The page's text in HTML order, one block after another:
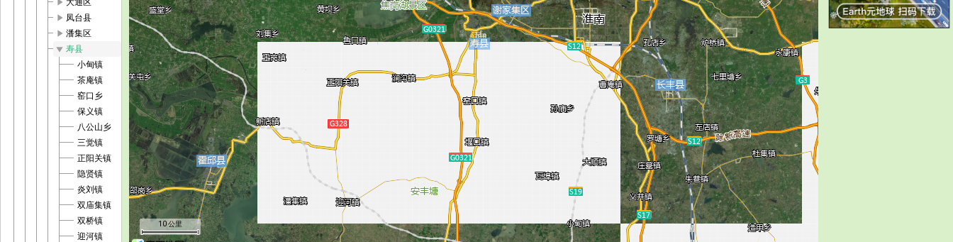
大通区
play_arrow 凤台县
play_arrow 潘集区
play_arrow 寿县
小甸镇
茶庵镇
窑口乡
保义镇
八公山乡
三觉镇
正阳关镇
隐贤镇
炎刘镇
双庙集镇
双桥镇
迎河镇
10 公里